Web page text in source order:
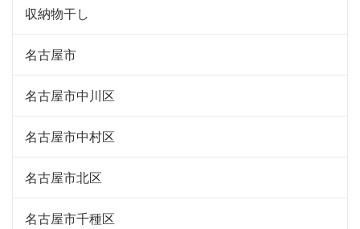
収納物干し
名古屋市
名古屋市中川区
名古屋市中村区
名古屋市北区
名古屋市千種区